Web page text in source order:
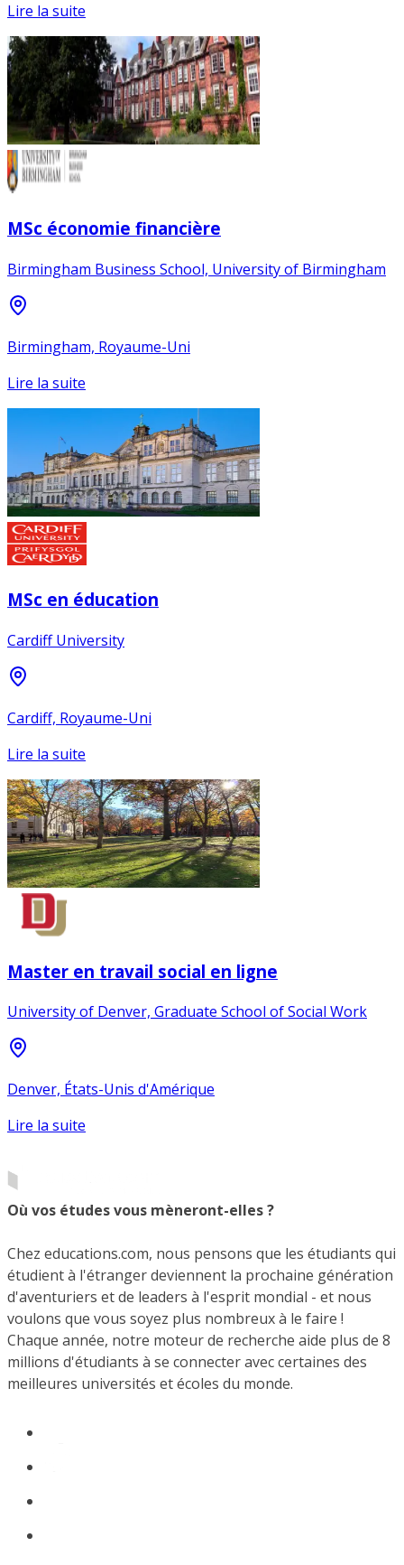
Lire la suite
MSc économie financière
Birmingham Business School, University of Birmingham
Birmingham, Royaume-Uni
Lire la suite
MSc en éducation
Cardiff University
Cardiff, Royaume-Uni
Lire la suite
Master en travail social en ligne
University of Denver, Graduate School of Social Work
Denver, États-Unis d'Amérique
Lire la suite
Où vos études vous mèneront-elles ?
Chez educations.com, nous pensons que les étudiants qui
étudient à l'étranger deviennent la prochaine génération
d'aventuriers et de leaders à l'esprit mondial - et nous
voulons que vous soyez plus nombreux à le faire !
Chaque année, notre moteur de recherche aide plus de 8
millions d'étudiants à se connecter avec certaines des
meilleures universités et écoles du monde.